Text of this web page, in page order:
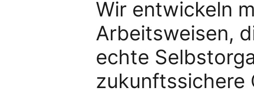
Wir entwickeln
Arbeitsweisen,
echte
zukunftssichere